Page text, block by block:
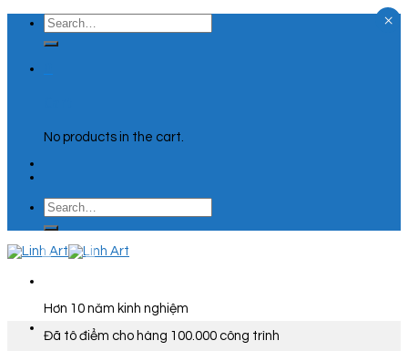
Skip
content
Search
for:
No products in the cart.
Search
for:
Hơn 10 năm kinh nghiệm
Đã tô điểm cho hàng 100.000 công trình
×